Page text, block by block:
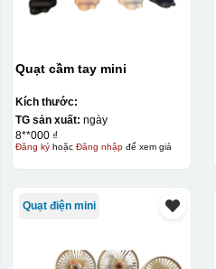
In logo 2 mặt
Kiểu hộp:
Hộp carton trắng ( cốc sứ )
Quạt cầm tay mini
Kích thước:
TG sản xuất: ngày
8**000 ₫
Đăng kýhoặc Đăng nhậpđể xem giá
Quạt điện mini